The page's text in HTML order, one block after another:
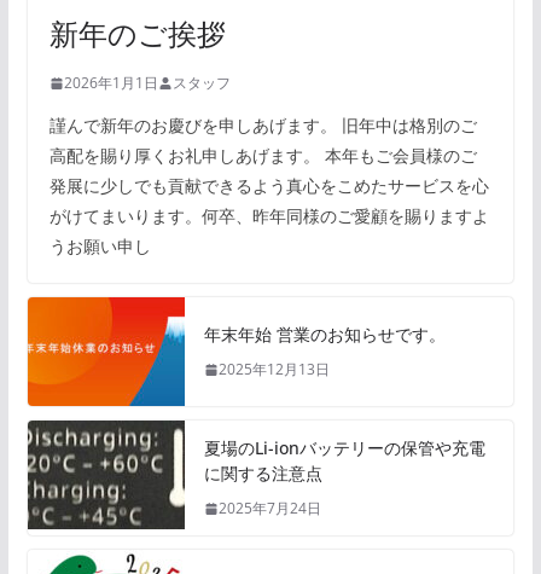
新年のご挨拶
2026年1月1日 スタッフ
謹んで新年のお慶びを申しあげます。 旧年中は格別のご
高配を賜り厚くお礼申しあげます。 本年もご会員様のご
発展に少しでも貢献できるよう真心をこめたサービスを心
がけてまいります。何卒、昨年同様のご愛顧を賜りますよ
うお願い申し
年末年始 営業のお知らせです。
2025年12月13日
夏場のLi-ionバッテリーの保管や充電
に関する注意点
2025年7月24日